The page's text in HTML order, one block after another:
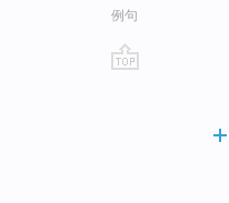
例句